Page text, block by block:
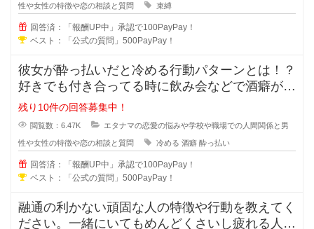
性や女性の特徴や恋の相談と質問 束縛
回答済：「報酬UP中」承認で100PayPay！
ベスト：「公式の質問」500PayPay！
彼女が酔っ払いだと冷める行動パターンとは！？
好きでも付き合ってる時に飲み会などで酒癖が悪
い彼女だと冷めたり、引いたりしま
残り10件の回答募集中！
閲覧数：6.47K エタナマの恋愛の悩みや学校や職場での人間関係と男
性や女性の特徴や恋の相談と質問 冷める 酒癖 酔っ払い
回答済：「報酬UP中」承認で100PayPay！
ベスト：「公式の質問」500PayPay！
融通の利かない頑固な人の特徴や行動を教えてく
ださい。一緒にいてもめんどくさいし疲れる人っ